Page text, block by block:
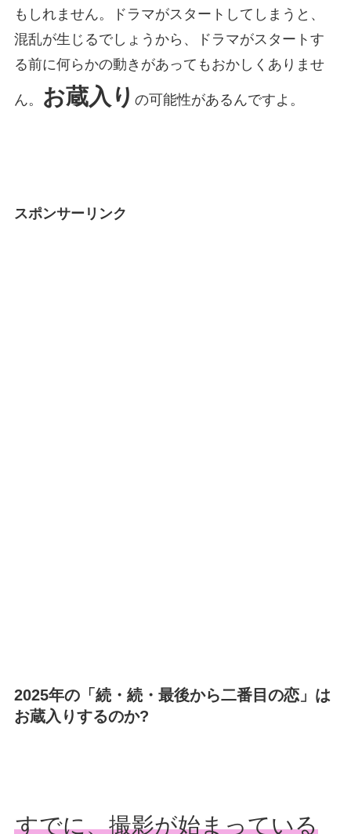
もしれません。ドラマがスタートしてしまうと、
混乱が生じるでしょうから、ドラマがスタートす
る前に何らかの動きがあってもおかしくありませ
ん。 お蔵入り の可能性があるんですよ。
スポンサーリンク
2025年の「続・続・最後から二番目の恋」は
お蔵入りするのか?
すでに、撮影が始まっている